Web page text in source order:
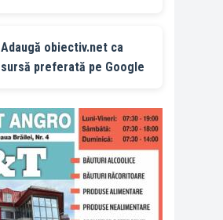
Adaugă obiectiv.net ca
sursă preferată pe Google